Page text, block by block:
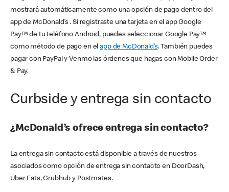
mostrará automáticamente como una opción de pago dentro del
app de McDonald’s . Si registraste una tarjeta en el app Google
Pay™ de tu teléfono Android, puedes seleccionar Google Pay™
como método de pago en elapp de McDonald’s. También puedes
pagar con PayPal y Venmo las órdenes que hagas con Mobile Order
& Pay.
Curbside y entrega sin contacto
¿McDonald’s ofrece entrega sin contacto?
La entrega sin contacto está disponible a través de nuestros
asociados como opción de entrega sin contacto en DoorDash,
Uber Eats, Grubhub y Postmates.